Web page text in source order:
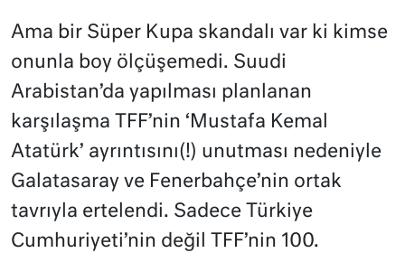
Ama bir Süper Kupa skandalı var ki kimse
onunla boy ölçüşemedi. Suudi
Arabistan’da yapılması planlanan
karşılaşma TFF’nin ‘Mustafa Kemal
Atatürk’ ayrıntısını(!) unutması nedeniyle
Galatasaray ve Fenerbahçe’nin ortak
tavrıyla ertelendi. Sadece Türkiye
Cumhuriyeti’nin değil TFF’nin 100.